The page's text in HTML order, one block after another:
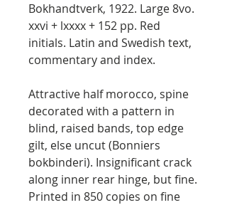
Bokhandtverk, 1922. Large 8vo.
xxvi + lxxxx + 152 pp. Red
initials. Latin and Swedish text,
commentary and index.
Attractive half morocco, spine
decorated with a pattern in
blind, raised bands, top edge
gilt, else uncut (Bonniers
bokbinderi). Insignificant crack
along inner rear hinge, but fine.
Printed in 850 copies on fine